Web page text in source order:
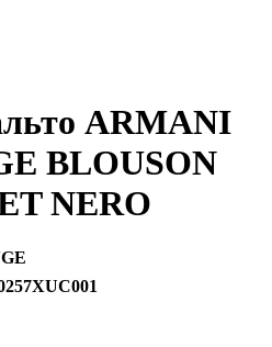
ARMANI
BLOUSON
NERO